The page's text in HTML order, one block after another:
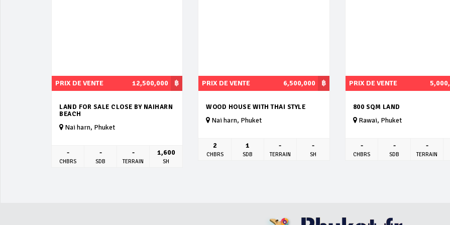
฿
PRIX DE VENTE 12,500,000
LAND FOR SALE CLOSE BY NAIHARN
BEACH
Nai harn, Phuket
-
CHBRS
-
SDB
-
TERRAIN
1,600
SH
฿
PRIX DE VENTE 6,500,000
WOOD HOUSE WITH THAI STYLE
Nai harn, Phuket
2
CHBRS
1
SDB
-
TERRAIN
-
SH
PRIX DE VENTE
800 SQM LAND
Rawai, Phuket
-
CHBRS
-
SDB
-
TERRAIN